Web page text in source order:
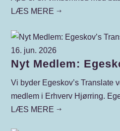
LÆS MERE $
16. jun. 2026
Nyt Medlem:
Vi byder Egeskov’s Translate
medlem i Erhverv Hjørring.
LÆS MERE $